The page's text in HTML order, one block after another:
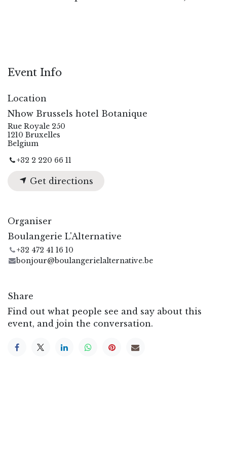
Event Info
Location
Nhow Brussels hotel Botanique
Rue Royale 250
1210 Bruxelles
Belgium
+32 2 220 66 11
Get directions
Organiser
Boulangerie L'Alternative
+32 472 41 16 10
bonjour@boulangerielalternative.be
Share
Find out what people see and say about this
event, and join the conversation.